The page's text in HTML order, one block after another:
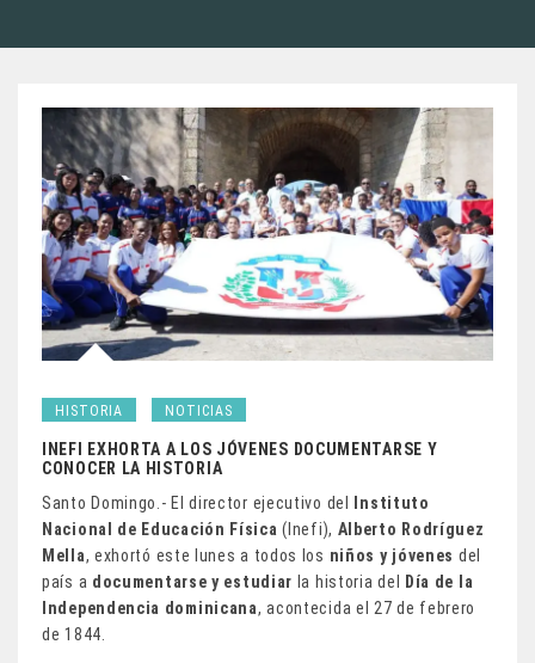
HISTORIA NOTICIAS
INEFI EXHORTA A LOS JÓVENES DOCUMENTARSE Y
CONOCER LA HISTORIA
Santo Domingo.- El director ejecutivo del
Instituto
Nacional de Educación Física (Inefi), Alberto Rodríguez
Mella, exhortó este lunes a todos los niños y jóvenes del
país a documentarse y estudiar la historia del
Día de la
Independencia dominicana, acontecida el 27 de febrero
de 1844.